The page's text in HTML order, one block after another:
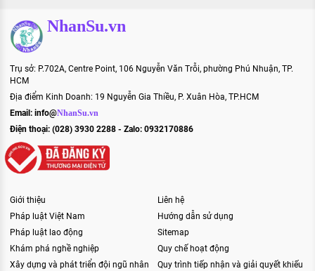
NhanSu.vn
Trụ sở: P.702A, Centre Point, 106 Nguyễn Văn Trỗi, phường Phú Nhuận, TP.
HCM
Địa điểm Kinh Doanh: 19 Nguyễn Gia Thiều, P. Xuân Hòa, TP.HCM
Email: info@NhanSu.vn
Điện thoại: (028) 3930 2288 - Zalo: 0932170886
Giới thiệu
Pháp luật Việt Nam
Pháp luật lao động
Khám phá nghề nghiệp
Xây dựng và phát triển đội ngũ nhân
Liên hệ
Hướng dẫn sử dụng
Sitemap
Quy chế hoạt động
Quy trình tiếp nhận và giải quyết khiếu